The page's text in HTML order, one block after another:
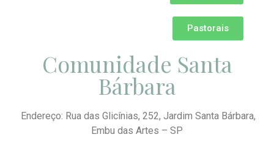
Comunidade Santa
Bárbara
Endereço: Rua das Glicínias, 252, Jardim Santa Bárbara,
Embu das Artes – SP
Pastorais